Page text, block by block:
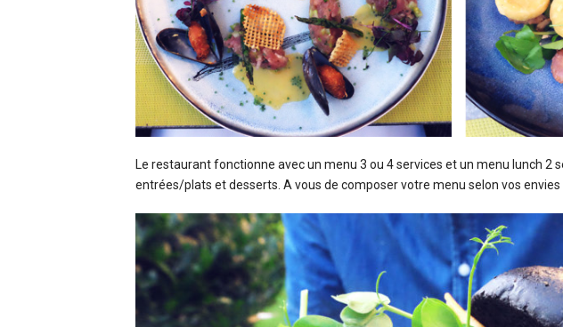
Le restaurant fonctionne avec un menu 3 ou 4 services et un menu lunch 2
entrées/plats et desserts. A vous de composer votre menu selon vos envies